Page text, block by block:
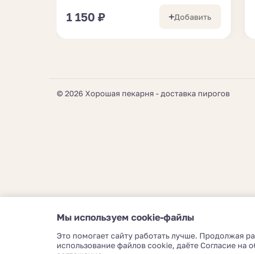
1 150 ₽ Добавить
© 2026 Хорошая пекарня - доставка пирогов
Мы используем cookie-файлы
Это помогает сайту работать лучше. Продолжая
использование файлов cookie, даёте Согласие на